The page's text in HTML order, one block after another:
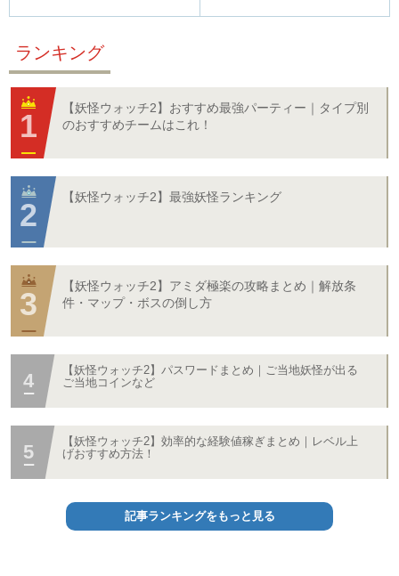
ランキング
【妖怪ウォッチ2】おすすめ最強パーティー｜タイプ別
のおすすめチームはこれ！
【妖怪ウォッチ2】最強妖怪ランキング
【妖怪ウォッチ2】アミダ極楽の攻略まとめ｜解放条
件・マップ・ボスの倒し方
【妖怪ウォッチ2】パスワードまとめ｜ご当地妖怪が出る
ご当地コインなど
【妖怪ウォッチ2】効率的な経験値稼ぎまとめ｜レベル上
げおすすめ方法！
記事ランキングをもっと見る